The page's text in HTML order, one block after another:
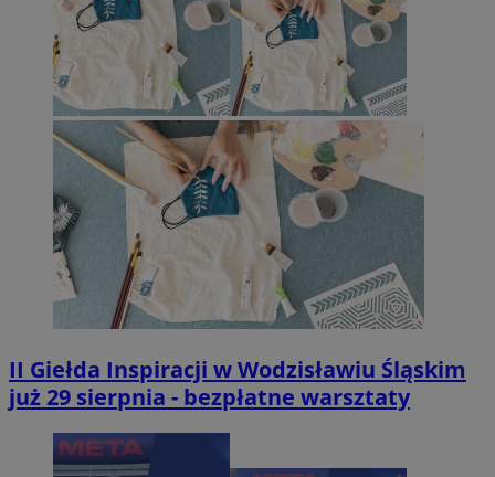
II Giełda Inspiracji w Wodzisławiu Śląskim
już 29 sierpnia - bezpłatne warsztaty